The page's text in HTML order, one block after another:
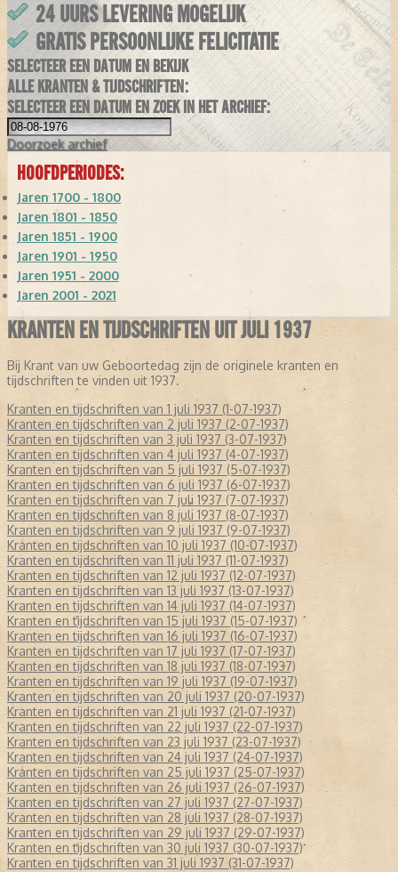
24 UURS LEVERING MOGELIJK
GRATIS PERSOONLIJKE FELICITATIE
SELECTEER EEN DATUM EN BEKIJK
ALLE KRANTEN & TIJDSCHRIFTEN:
SELECTEER EEN DATUM EN ZOEK IN HET ARCHIEF:
Doorzoek archief
HOOFDPERIODES:
Jaren 1700 - 1800
Jaren 1801 - 1850
Jaren 1851 - 1900
Jaren 1901 - 1950
Jaren 1951 - 2000
Jaren 2001 - 2021
KRANTEN EN TIJDSCHRIFTEN UIT JULI 1937
Bij Krant van uw Geboortedag zijn de originele kranten en
tijdschriften te vinden uit 1937.
Kranten en tijdschriften van 1 juli 1937 (1-07-1937)
Kranten en tijdschriften van 2 juli 1937 (2-07-1937)
Kranten en tijdschriften van 3 juli 1937 (3-07-1937)
Kranten en tijdschriften van 4 juli 1937 (4-07-1937)
Kranten en tijdschriften van 5 juli 1937 (5-07-1937)
Kranten en tijdschriften van 6 juli 1937 (6-07-1937)
Kranten en tijdschriften van 7 juli 1937 (7-07-1937)
Kranten en tijdschriften van 8 juli 1937 (8-07-1937)
Kranten en tijdschriften van 9 juli 1937 (9-07-1937)
Kranten en tijdschriften van 10 juli 1937 (10-07-1937)
Kranten en tijdschriften van 11 juli 1937 (11-07-1937)
Kranten en tijdschriften van 12 juli 1937 (12-07-1937)
Kranten en tijdschriften van 13 juli 1937 (13-07-1937)
Kranten en tijdschriften van 14 juli 1937 (14-07-1937)
Kranten en tijdschriften van 15 juli 1937 (15-07-1937)
Kranten en tijdschriften van 16 juli 1937 (16-07-1937)
Kranten en tijdschriften van 17 juli 1937 (17-07-1937)
Kranten en tijdschriften van 18 juli 1937 (18-07-1937)
Kranten en tijdschriften van 19 juli 1937 (19-07-1937)
Kranten en tijdschriften van 20 juli 1937 (20-07-1937)
Kranten en tijdschriften van 21 juli 1937 (21-07-1937)
Kranten en tijdschriften van 22 juli 1937 (22-07-1937)
Kranten en tijdschriften van 23 juli 1937 (23-07-1937)
Kranten en tijdschriften van 24 juli 1937 (24-07-1937)
Kranten en tijdschriften van 25 juli 1937 (25-07-1937)
Kranten en tijdschriften van 26 juli 1937 (26-07-1937)
Kranten en tijdschriften van 27 juli 1937 (27-07-1937)
Kranten en tijdschriften van 28 juli 1937 (28-07-1937)
Kranten en tijdschriften van 29 juli 1937 (29-07-1937)
Kranten en tijdschriften van 30 juli 1937 (30-07-1937)
Kranten en tijdschriften van 31 juli 1937 (31-07-1937)